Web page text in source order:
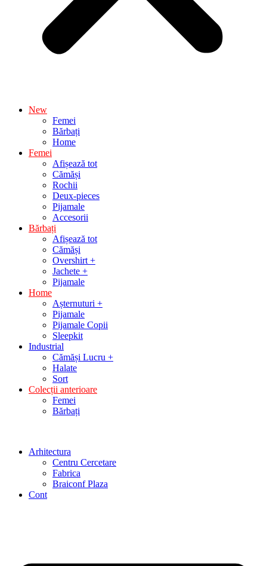
New
Femei
Bărbați
Home
Femei
Afișează tot
Cămăși
Rochii
Deux-pieces
Pijamale
Accesorii
Bărbați
Afișează tot
Cămăși
Overshirt +
Jachete +
Pijamale
Home
Așternuturi +
Pijamale
Pijamale Copii
Sleepkit
Industrial
Cămăși Lucru +
Halate
Sort
Colecții anterioare
Femei
Bărbați
Arhitectura
Centru Cercetare
Fabrica
Braiconf Plaza
Cont